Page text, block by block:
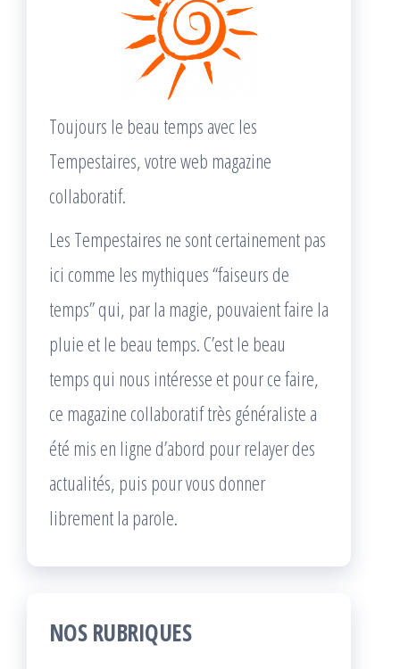
Toujours le beau temps avec les
Tempestaires, votre web magazine
collaboratif.
Les Tempestaires ne sont certainement pas
ici comme les mythiques “faiseurs de
temps” qui, par la magie, pouvaient faire la
pluie et le beau temps. C’est le beau
temps qui nous intéresse et pour ce faire,
ce magazine collaboratif très généraliste a
été mis en ligne d’abord pour relayer des
actualités, puis pour vous donner
librement la parole.
NOS RUBRIQUES